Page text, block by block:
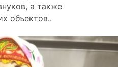
а также
объектов..